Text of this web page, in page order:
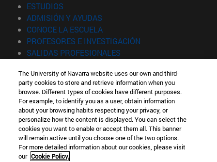
ESTUDIOS
ADMISIÓN Y AYUDAS
CONOCE LA ESCUELA(abre en nueva ventana)
PROFESORES E INVESTIGACIÓN
SALIDAS PROFESIONALES
Información
TFNO +34 943 21 98 77
¿QUÉ GRADO TE INTERESA?
¿QUÉ MÁSTER TE INTERESA?
© Universidad de Navarra
Información legal
The University of Navarra website uses our own and third-
party cookies to store and retrieve information when you
browse. Different types of cookies have different purposes.
For example, to identify you as a user, obtain information
about your browsing habits respecting your privacy, or
personalize how the content is displayed. You can select the
cookies you want to enable or accept them all. This banner
will remain active until you choose one of the two options.
For more detailed information about our cookies, please visit
our Cookie Policy.